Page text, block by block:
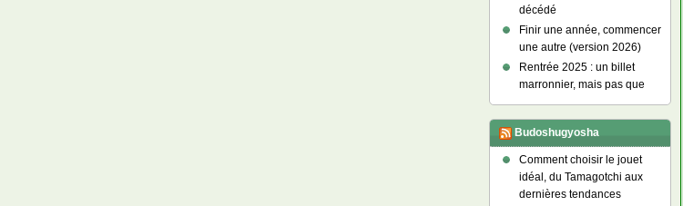
décédé
Finir une année, commencer
une autre (version 2026)
Rentrée 2025 : un billet
marronnier, mais pas que
Budoshugyosha
Comment choisir le jouet
idéal, du Tamagotchi aux
dernières tendances